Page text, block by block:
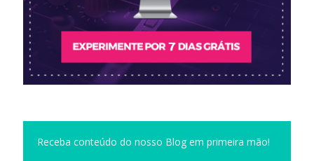
Receba conteúdo do nosso Blog em primeira mão!